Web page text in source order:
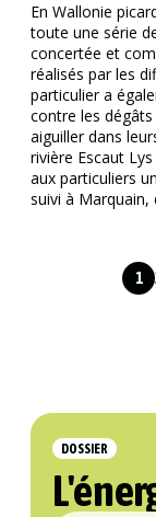
En Wallonie
toute une série
concertée et
réalisés par les
particulier a
contre les
aiguiller dans
rivière Escaut
aux particuliers
suivi à Marquain,
1
DOSSIER